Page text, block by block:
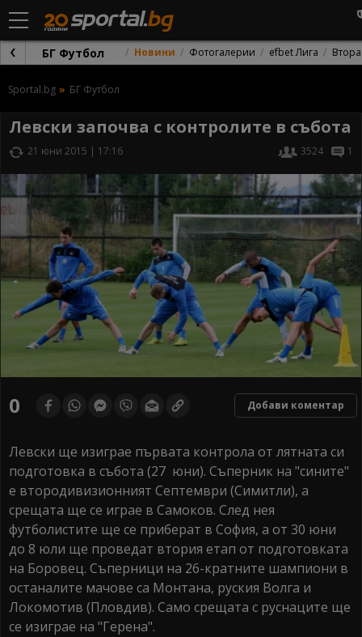
БГ Футбол Новини Фотогалерии efbet Лига
Sportal.bg БГ Футбол
Левски започва с контролите в събота
21 юни 2015 | 17:16 3524 1
0 Добави коментар
Левски ще изиграе първата контрола от лятната си
подготовка в събота (27 юни). Съперник на "сините"
е втородивизионният Септември (Симитли), а
срещата ще се играе в Самоков. След нея
футболистите ще се приберат в София, а от 30 юни
до 8 юли ще проведат втория етап от подготовката
на Боровец. Съперници на 26-кратните шампиони в
останалите мачове са Монтана, руския Волга и
Локомотив (Пловдив). Само срещата с руснаците ще
се изиграе на "Герена".